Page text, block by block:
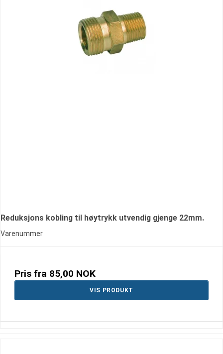
Reduksjons kobling til høytrykk utvendig gjenge 22mm.
Varenummer
Pris fra 85,00 NOK
VIS PRODUKT